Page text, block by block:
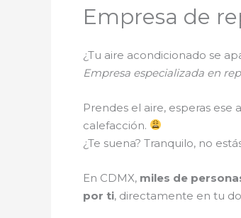
Empresa de
¿Tu aire acondicionado se
Empresa especializada en
Prendes el aire, esperas
calefacción.
¿Te suena? Tranquilo, no
En CDMX, miles de
por ti, directamente en tu